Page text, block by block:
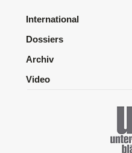
International
Dossiers
Archiv
Video